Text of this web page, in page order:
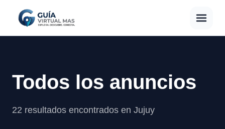
Todos los anuncios
22 resultados encontrados en Jujuy